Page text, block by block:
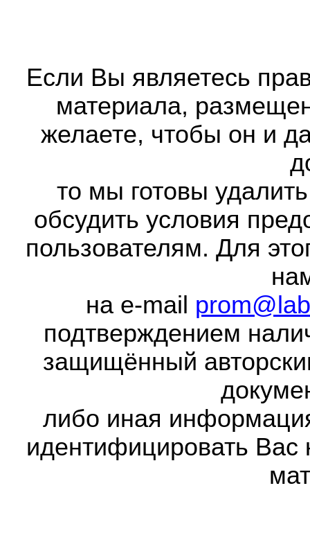
Если Вы являетесь
материала,
желаете, чтобы он и
то мы готовы
обсудить условия
пользователям. Для
на e-mail
подтверждением
защищённый
либо иная
идентифицировать Вас